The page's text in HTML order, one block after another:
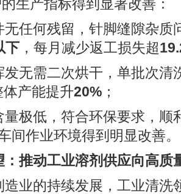
生产指标得到显著改善：
无任何残留，针脚缝隙杂质
下 ，每月减少返工损失超
发无需二次烘干，单批次清
产能提升20% ；
量极低，符合环保要求，顺
间作业环境得到明显改善。
：推动工业溶剂供应向高质
造业的持续发展，工业清洗